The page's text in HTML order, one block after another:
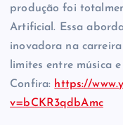
produção foi
Artificial. Essa
inovadora na
limites entre música
Confira: https://
v=bCKR3qdbAmc